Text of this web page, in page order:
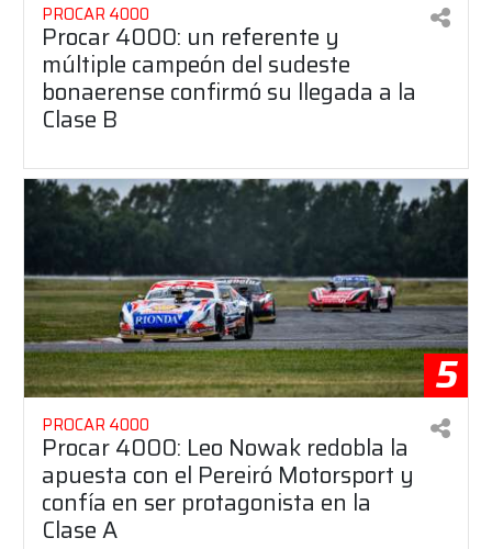
PROCAR 4000
Procar 4000: un referente y
múltiple campeón del sudeste
bonaerense confirmó su llegada a la
Clase B
5
PROCAR 4000
Procar 4000: Leo Nowak redobla la
apuesta con el Pereiró Motorsport y
confía en ser protagonista en la
Clase A